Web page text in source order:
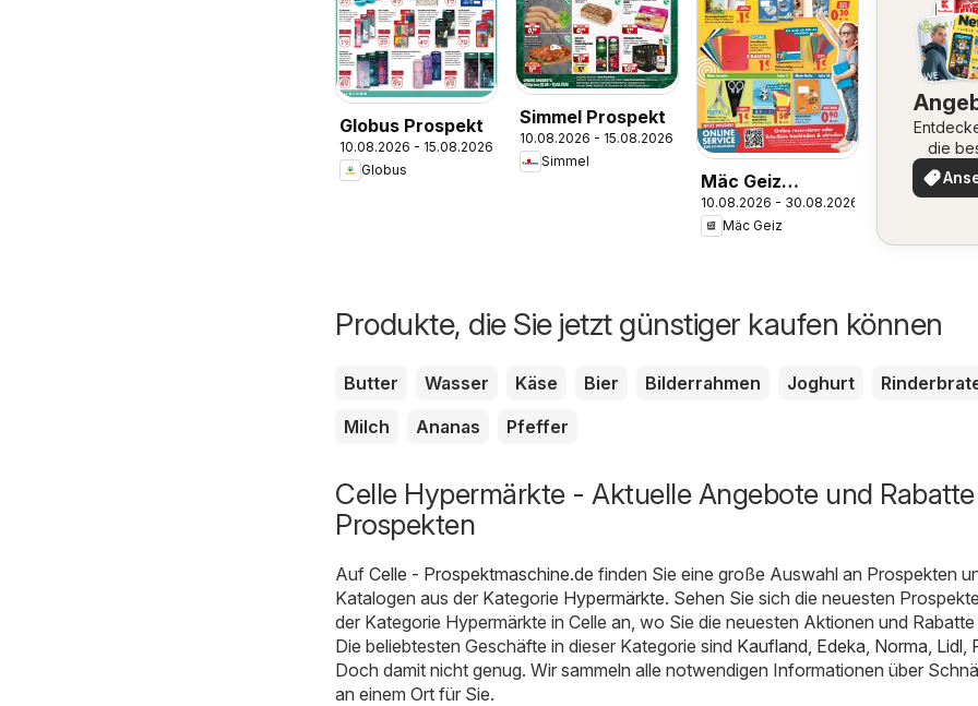
Globus Prospekt
10.08.2026 - 15.08.2026
Globus
Simmel Prospekt
10.08.2026 - 15.08.2026
Simmel
Mäc Geiz
Schulaktion
10.08.2026 - 30.08.2026
Mäc Geiz
die
Produkte, die Sie jetzt günstiger kaufen können
Butter Wasser Käse Bier Bilderrahmen Joghurt
Milch
Ananas Pfeffer
Celle Hypermärkte - Aktuelle Angebote und
Prospekten
Auf Celle - Prospektmaschine.de finden Sie eine große Auswahl an Prospekten
Katalogen aus der Kategorie Hypermärkte. Sehen Sie sich die neuesten
der Kategorie Hypermärkte in Celle an, wo Sie die neuesten Aktionen und
Die beliebtesten Geschäfte in dieser Kategorie sind Kaufland Edeka Norma Lidl
Doch damit nicht genug. Wir sammeln alle notwendigen Informationen über
an einem Ort für Sie.